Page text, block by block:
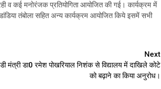
व कई मनोरंजक प्रतियोगिता आयोजित की गई। कार्यक्रम में
तंबोला सहित अन्य कार्यक्रम आयोजित किये इसमें सभी
Next
मंत्री डा0 रमेश पोखरियाल निशंक से विद्यालय में दाखिले कोटे
को बढ़ाने का किया अनुरोध।